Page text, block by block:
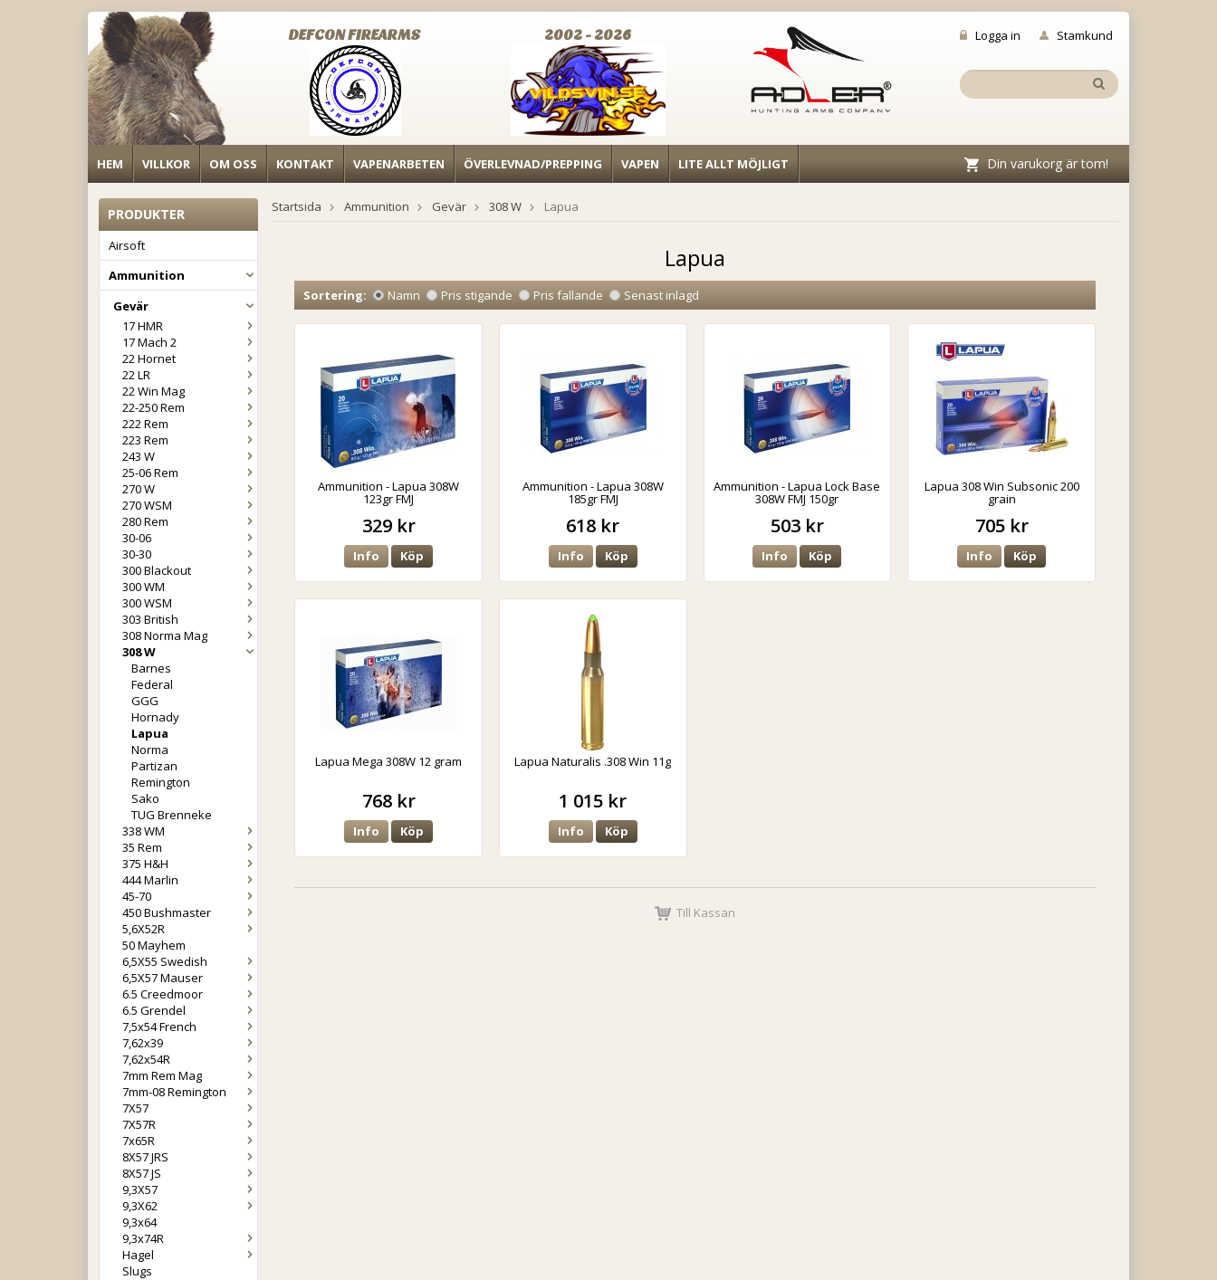
Logga in Stamkund
DEFCON FIREARMS 2002 - 2026
HEM VILLKOR OM OSS KONTAKT VAPENARBETEN ÖVERLEVNAD/PREPPING VAPEN LITE ALLT MÖJLIGT Din varukorg är tom!
PRODUKTER
Airsoft
Ammunition
Gevär
17 HMR
17 Mach 2
22 Hornet
22 LR
22 Win Mag
22-250 Rem
222 Rem
223 Rem
243 W
25-06 Rem
270 W
270 WSM
280 Rem
30-06
30-30
300 Blackout
300 WM
300 WSM
303 British
308 Norma Mag
308 W
Barnes
Federal
GGG
Hornady
Lapua
Norma
Partizan
Remington
Sako
TUG Brenneke
338 WM
35 Rem
375 H&H
444 Marlin
45-70
450 Bushmaster
5,6X52R
50 Mayhem
6,5X55 Swedish
6,5X57 Mauser
6.5 Creedmoor
6.5 Grendel
7,5x54 French
7,62x39
7,62x54R
7mm Rem Mag
7mm-08 Remington
7X57
7X57R
7x65R
8X57 JRS
8X57 JS
9,3X57
9,3X62
9,3x64
9,3x74R
Hagel
Slugs
Startsida Ammunition Gevär 308 W Lapua
Lapua
Sortering: Namn Pris stigande Pris fallande Senast inlagd
Ammunition - Lapua 308W
123gr FMJ
329 kr
Info Köp
Ammunition - Lapua 308W
185gr FMJ
618 kr
Info Köp
Ammunition - Lapua Lock Base
308W FMJ 150gr
503 kr
Info Köp
Lapua 308 Win Subsonic 200
grain
705 kr
Info Köp
Lapua Mega 308W 12 gram
768 kr
Info Köp
Lapua Naturalis .308 Win 11g
1 015 kr
Info Köp
Till Kassan